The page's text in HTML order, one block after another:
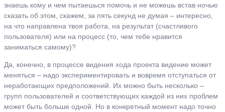
знаешь кому и чем пытаешься помочь и не можешь встав ночью
сказать об этом, скажем, за пять секунд не думая – интересно,
на что направлена твоя работа, на результат (счастливого
пользователя) или на процесс (то, чем тебе нравится
заниматься самому)?
Да, конечно, в процессе видения хода проекта видение может
меняться – надо экспериментировать и вовремя отступаться от
неработающих предположений. Их можно быть несколько –
групп пользователей и соответствующих каждой из них проблем
может быть больше одной. Но в конкретный момент надо точно